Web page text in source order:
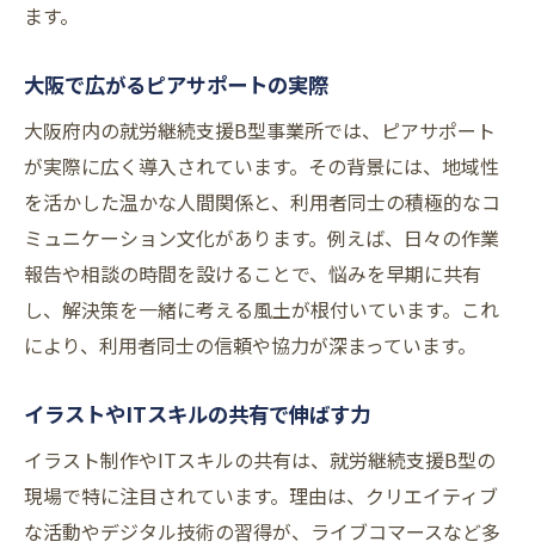
ます。
大阪で広がるピアサポートの実際
大阪府内の就労継続支援B型事業所では、ピアサポート
が実際に広く導入されています。その背景には、地域性
を活かした温かな人間関係と、利用者同士の積極的なコ
ミュニケーション文化があります。例えば、日々の作業
報告や相談の時間を設けることで、悩みを早期に共有
し、解決策を一緒に考える風土が根付いています。これ
により、利用者同士の信頼や協力が深まっています。
イラストやITスキルの共有で伸ばす力
イラスト制作やITスキルの共有は、就労継続支援B型の
現場で特に注目されています。理由は、クリエイティブ
な活動やデジタル技術の習得が、ライブコマースなど多